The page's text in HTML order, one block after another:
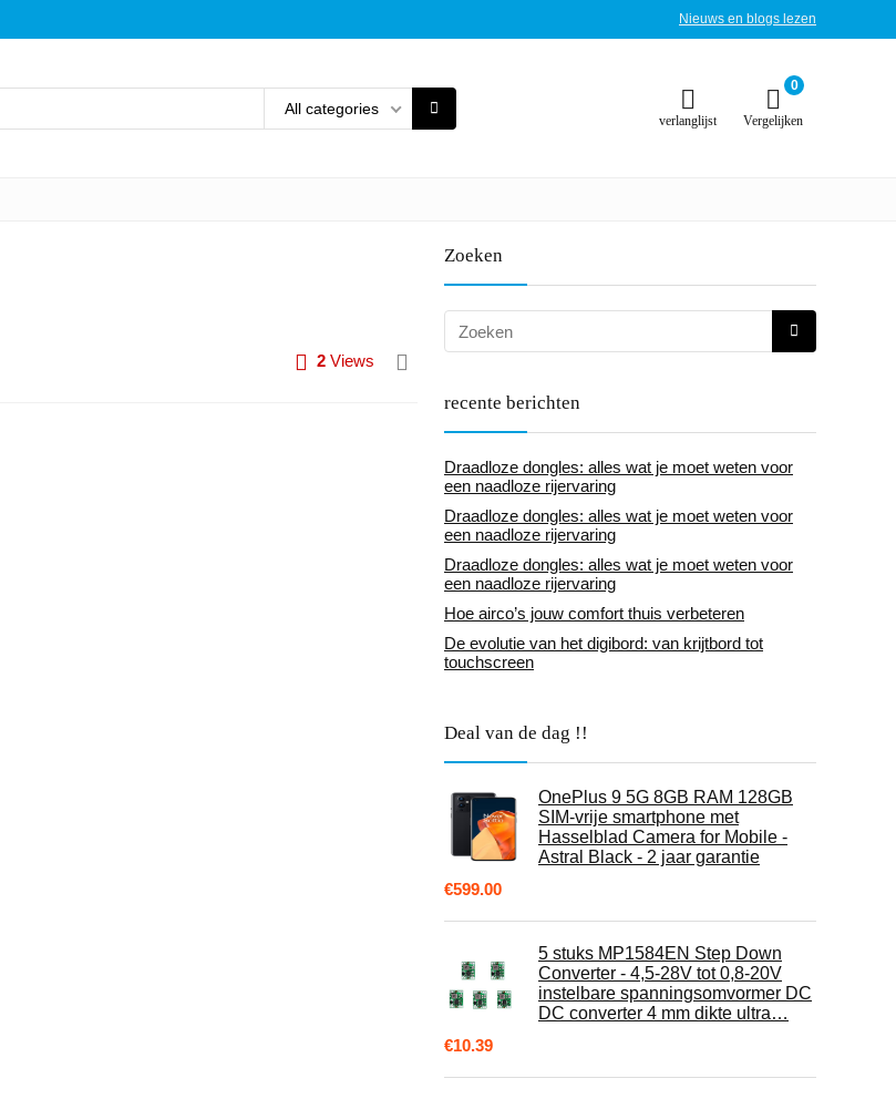
Nieuws en blogs lezen
All categories
verlanglijst
0
Vergelijken
2 Views
Zoeken
recente berichten
Draadloze dongles: alles wat je moet weten voor
een naadloze rijervaring
Draadloze dongles: alles wat je moet weten voor
een naadloze rijervaring
Draadloze dongles: alles wat je moet weten voor
een naadloze rijervaring
Hoe airco’s jouw comfort thuis verbeteren
De evolutie van het digibord: van krijtbord tot
touchscreen
Deal van de dag !!
OnePlus 9 5G 8GB RAM 128GB
SIM-vrije smartphone met
Hasselblad Camera for Mobile -
Astral Black - 2 jaar garantie
€599.00
5 stuks MP1584EN Step Down
Converter - 4,5-28V tot 0,8-20V
instelbare spanningsomvormer DC
DC converter 4 mm dikte ultra…
€10.39